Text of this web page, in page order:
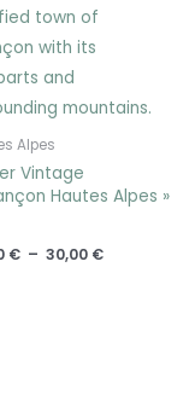
Alpes
Vintage
Hautes Alpes »
€ – 30,00 €